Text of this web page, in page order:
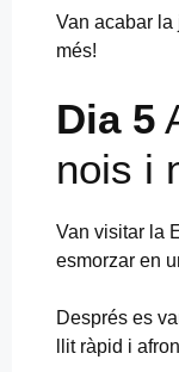
Van acabar la
més!
Dia 5
nois i
Van visitar la
esmorzar en
Després es
llit ràpid i